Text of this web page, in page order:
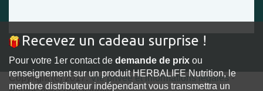
Copyright (c) 2017.Vie privée et informations légales-
Recevez un cadeau surprise !
Pour votre 1er contact de demande de prix ou
renseignement sur un produit HERBALIFE Nutrition, le
membre distributeur indépendant vous transmettra un